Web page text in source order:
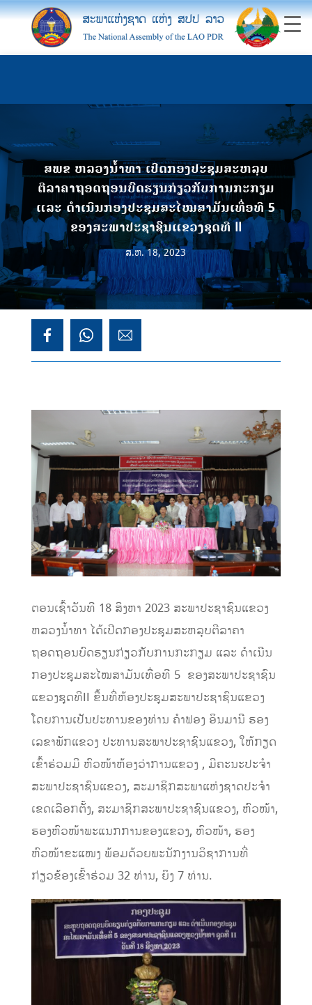
ສພຂ ຫລວງນ້ຳທາ ເປີດກອງປະຊຸມສະຫລຸບ
ຕີລາຄາຖອດຖອນບົດຮຽນກ່ຽວກັບການກະກຽມ
ແລະ ດຳເນີນກອງປະຊຸມສະໄໝສາມັນເທື່ອທີ 5
ຂອງສະພາປະຊາຊົນແຂວງຊຸດທີ II
ສ.ຫ. 18, 2023
ຕອນເຊົ້າວັນທີ 18 ສິງຫາ 2023 ສະພາປະຊາຊົນແຂວງ
ຫລວງນ້ໍາທາ ໄດ້ເປີດກອງປະຊຸມສະຫລຸບຕີລາຄາ
ຖອດຖອນບົດຮຽນກ່ຽວກັບການກະກຽມ ແລະ ດຳເນີນ
ກອງປະຊຸມສະໄໝສາມັນເທື່ອທີ 5 ຂອງສະພາປະຊາຊົນ
ແຂວງຊຸດທີII ຂື້ນທີ່ຫ້ອງປະຊຸມສະພາປະຊາຊົນແຂວງ
ໂດຍການເປັນປະທານຂອງທ່ານ ຄຳຟອງ ອິນມານີ ຮອງ
ເລຂາພັກແຂວງ ປະທານສະພາປະຊາຊົນແຂວງ, ໃຫ້ກຽດ
ເຂົ້າຮ່ວມມີ ຫົວໜ້າຫ້ອງວ່າການແຂວງ , ມີຄະນະປະຈຳ
ສະພາປະຊາຊົນແຂວງ, ສະມາຊິກສະພາແຫ່ງຊາດປະຈຳ
ເຂດເລືອກຕັ້ງ, ສະມາຊິກສະພາປະຊາຊົນແຂວງ, ຫົວໜ້າ,
ຮອງຫົວໜ້າພະແນກການຂອງແຂວງ, ຫົວໜ້າ, ຮອງ
ຫົວໜ້າຂະແໜງ ພ້ອມດ້ວຍພະນັກງານວິຊາການທີ່
ກ່ຽວຂ້ອງເຂົ້າຮ່ວມ 32 ທ່ານ, ຍິງ 7 ທ່ານ.